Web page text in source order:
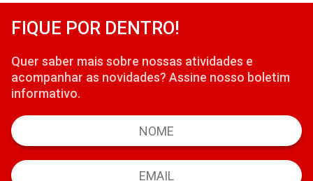
FIQUE POR DENTRO!
Quer saber mais sobre nossas atividades e
acompanhar as novidades? Assine nosso boletim
informativo.